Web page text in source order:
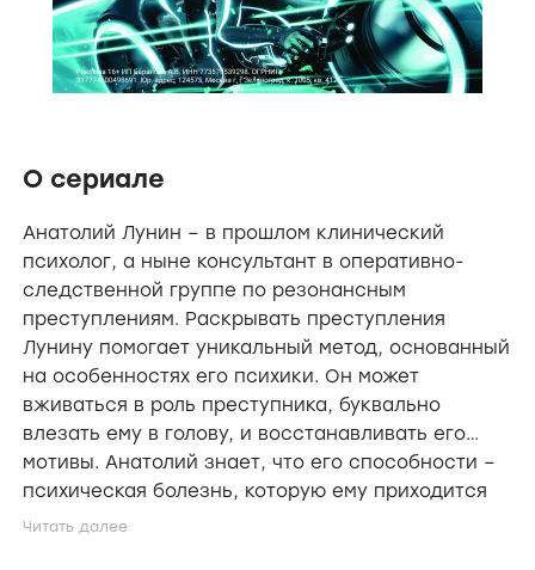
О сериале
Анатолий Лунин – в прошлом клинический
психолог, а ныне консультант в оперативно-
следственной группе по резонансным
преступлениям. Раскрывать преступления
Лунину помогает уникальный метод, основанный
на особенностях его психики. Он может
вживаться в роль преступника, буквально
влезать ему в голову, и восстанавливать его
мотивы. Анатолий знает, что его способности –
психическая болезнь, которую ему приходится
скрывать. Его начальник, полковник Покрасов и